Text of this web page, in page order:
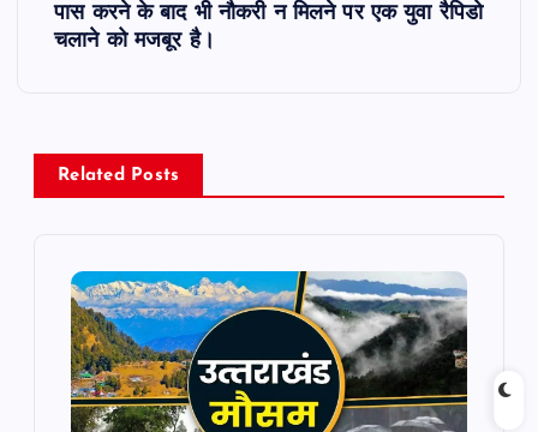
v
पास करने के बाद भी नौकरी न मिलने पर एक युवा रैपिडो
चलाने को मजबूर है।
Related Posts